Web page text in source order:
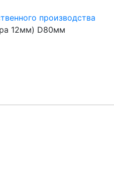
производства
12мм) D80мм